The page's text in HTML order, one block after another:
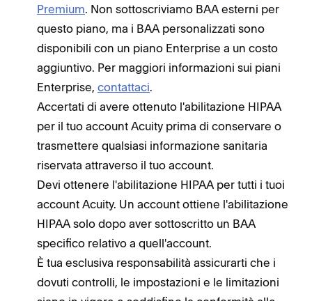
Premium. Non sottoscriviamo BAA esterni per
questo piano, ma i BAA personalizzati sono
disponibili con un piano Enterprise a un costo
aggiuntivo. Per maggiori informazioni sui piani
Enterprise, contattaci.
Accertati di avere ottenuto l'abilitazione HIPAA
per il tuo account Acuity prima di conservare o
trasmettere qualsiasi informazione sanitaria
riservata attraverso il tuo account.
Devi ottenere l'abilitazione HIPAA per tutti i tuoi
account Acuity. Un account ottiene l'abilitazione
HIPAA solo dopo aver sottoscritto un BAA
specifico relativo a quell'account.
È tua esclusiva responsabilità assicurarti che i
dovuti controlli, le impostazioni e le limitazioni